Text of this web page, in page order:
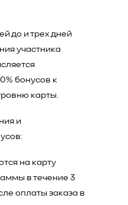
до и трех дней
участника
бонусов к
карты.
и
на карту
в течение 3
оплаты заказа в